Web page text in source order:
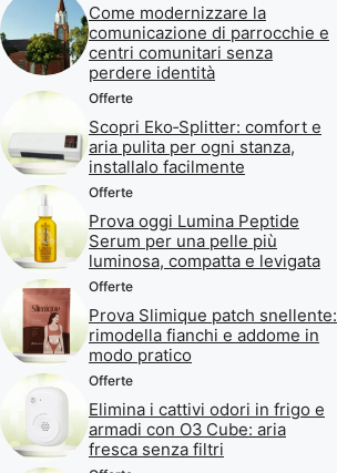
Come modernizzare la
comunicazione di parrocchie e
centri comunitari senza
perdere identità
Offerte
Scopri Eko‑Splitter: comfort e
aria pulita per ogni stanza,
installalo facilmente
Offerte
Prova oggi Lumina Peptide
Serum per una pelle più
luminosa, compatta e levigata
Offerte
Prova Slimique patch snellente:
rimodella fianchi e addome in
modo pratico
Offerte
Elimina i cattivi odori in frigo e
armadi con O3 Cube: aria
fresca senza filtri